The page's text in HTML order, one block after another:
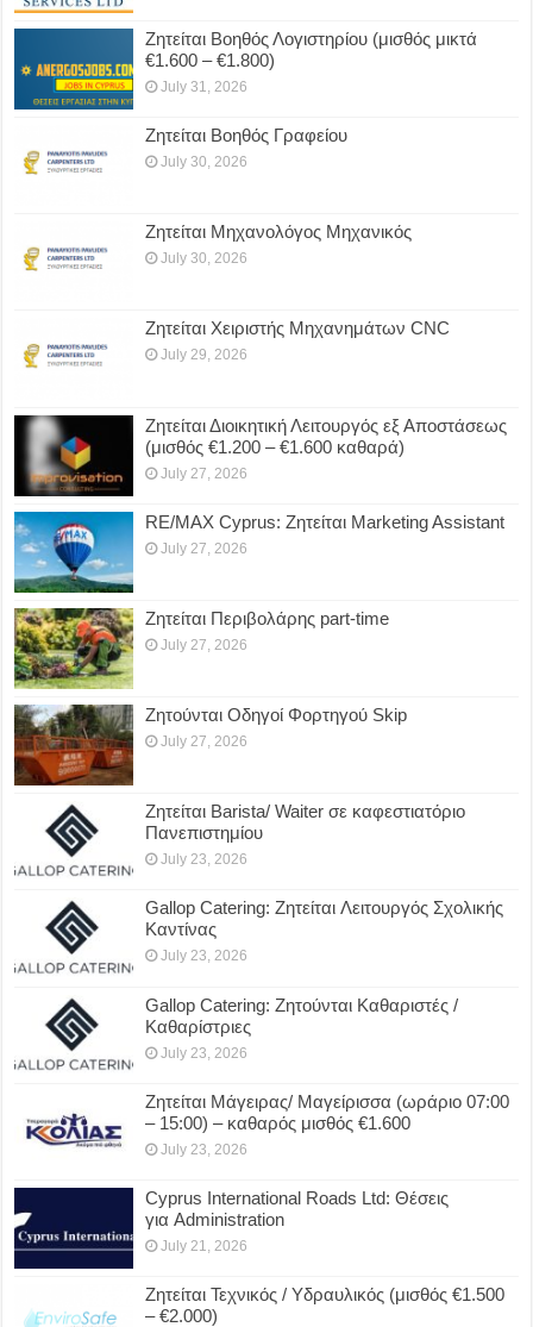
Ζητείται Βοηθός Λογιστηρίου (μισθός μικτά
€1.600 – €1.800)
July 31, 2026
Ζητείται Βοηθός Γραφείου
July 30, 2026
Ζητείται Μηχανολόγος Μηχανικός
July 30, 2026
Ζητείται Χειριστής Μηχανημάτων CNC
July 29, 2026
Ζητείται Διοικητική Λειτουργός εξ Αποστάσεως
(μισθός €1.200 – €1.600 καθαρά)
July 27, 2026
RE/MAX Cyprus: Ζητείται Marketing Assistant
July 27, 2026
Ζητείται Περιβολάρης part-time
July 27, 2026
Ζητούνται Οδηγοί Φορτηγού Skip
July 27, 2026
Ζητείται Barista/ Waiter σε καφεστιατόριο
Πανεπιστημίου
July 23, 2026
Gallop Catering: Ζητείται Λειτουργός Σχολικής
Καντίνας
July 23, 2026
Gallop Catering: Ζητούνται Καθαριστές /
Καθαρίστριες
July 23, 2026
Ζητείται Μάγειρας/ Μαγείρισσα (ωράριο 07:00
– 15:00) – καθαρός μισθός €1.600
July 23, 2026
Cyprus International Roads Ltd: Θέσεις
για Administration
July 21, 2026
Ζητείται Τεχνικός / Υδραυλικός (μισθός €1.500
– €2.000)